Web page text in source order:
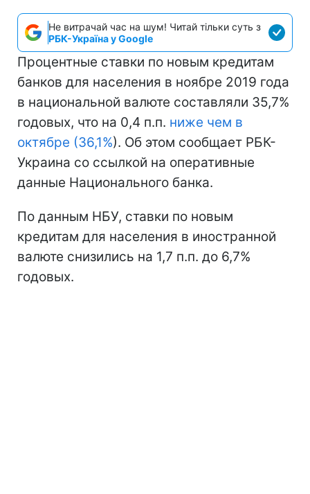
Не витрачай час на шум! Читай тільки суть з
РБК-Україна у Google
Процентные ставки по новым кредитам
банков для населения в ноябре 2019 года
в национальной валюте составляли 35,7%
годовых, что на 0,4 п.п. ниже чем в
октябре (36,1%). Об этом сообщает РБК-
Украина со ссылкой на оперативные
данные Национального банка.
По данным НБУ, ставки по новым
кредитам для населения в иностранной
валюте снизились на 1,7 п.п. до 6,7%
годовых.